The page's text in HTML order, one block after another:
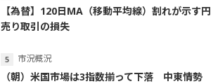
【為替】120日MA（移動平均線）割れが示す円
売り取引の損失
市況概況
（朝）米国市場は3指数揃って下落 中東情勢